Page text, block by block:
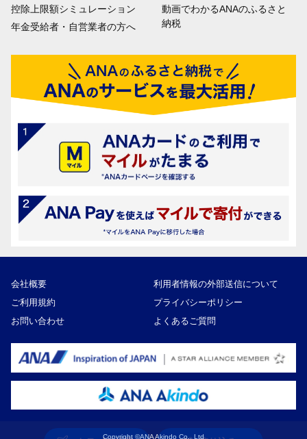
控除上限額シミュレーション
年金受給者・自営業者の方へ
動画でわかるANAのふるさと
納税
会社概要
利用者情報の外部送信について
ご利用規約
プライバシーポリシー
お問い合わせ
よくあるご質問
Copyright ©ANA Akindo Co., Ltd